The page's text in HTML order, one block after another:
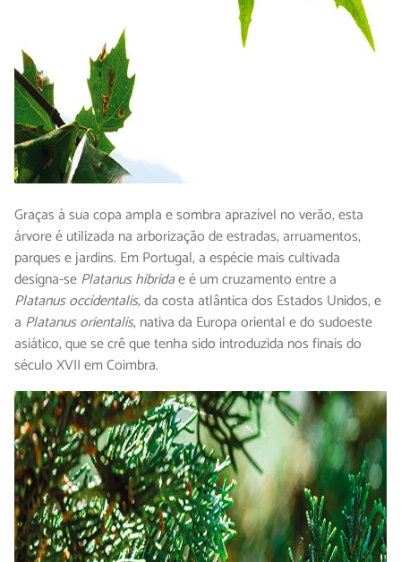
Graças à sua copa ampla e sombra aprazível no verão, esta
árvore é utilizada na arborização de estradas, arruamentos,
parques e jardins. Em Portugal, a espécie mais cultivada
designa-sePlatanus hibridae é um cruzamento entre a
Platanus occidentalis, da costa atlântica dos Estados Unidos, e
a Platanus orientalis, nativa da Europa oriental e do sudoeste
asiático, que se crê que tenha sido introduzida nos finais do
século XVII em Coimbra.